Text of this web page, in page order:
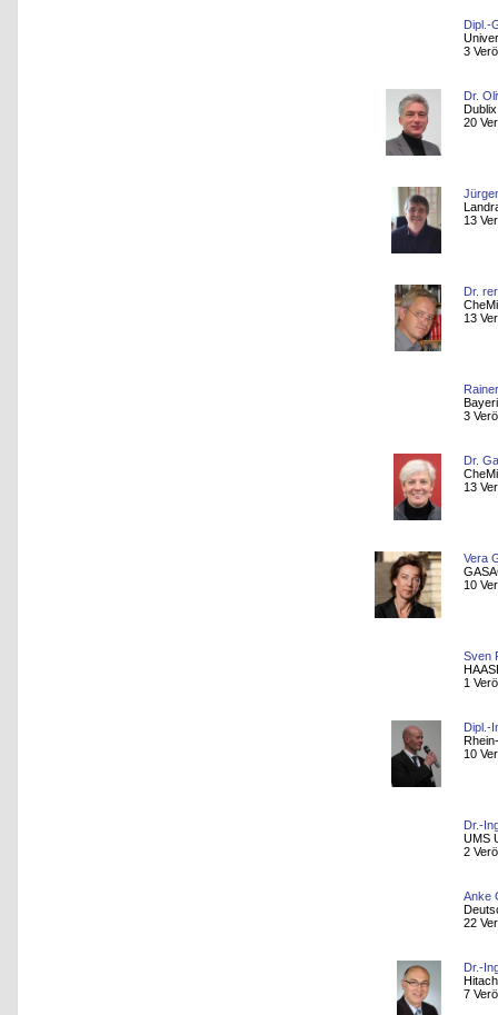
Dipl.-
3
Dr.
20
13
Dr.
13
3
Dr.
13
Vera
10
Sven
1
Dipl.-
10
Dr.-
UMS
2
Anke
22
Dr.-
7